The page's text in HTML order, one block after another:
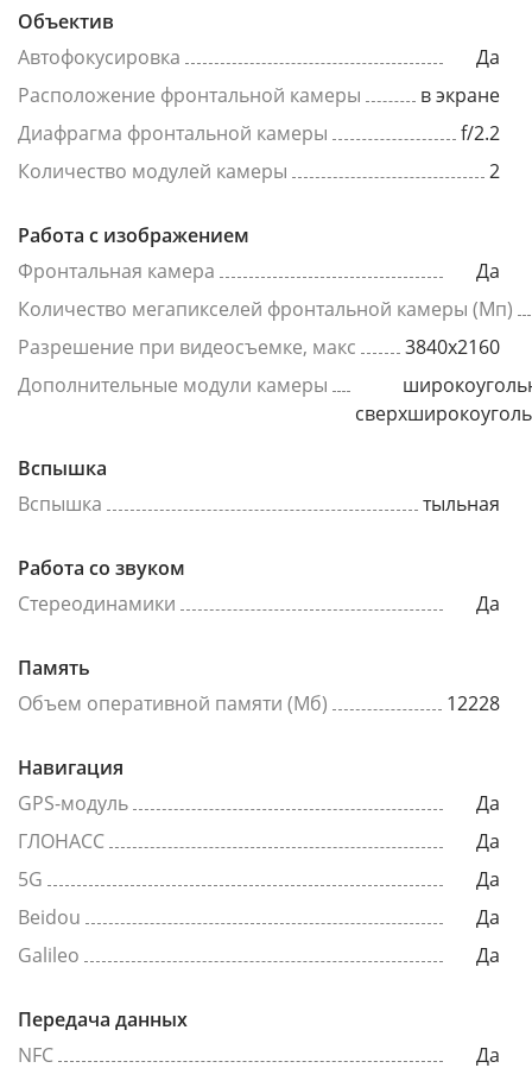
Объектив
Автофокусировка
Да
Расположение фронтальной камеры
в экране
Диафрагма фронтальной камеры
f/2.2
Количество модулей камеры
2
Работа с изображением
Фронтальная камера
Да
Количество мегапикселей фронтальной камеры (Мп)
Разрешение при видеосъемке, макс
3840x2160
Дополнительные модули камеры
Вспышка
Вспышка
тыльная
Работа со звуком
Стереодинамики
Да
Память
Объем оперативной памяти (Мб)
12228
Навигация
GPS-модуль
Да
ГЛОНАСС
Да
5G
Да
Beidou
Да
Galileo
Да
Передача данных
NFC
Да